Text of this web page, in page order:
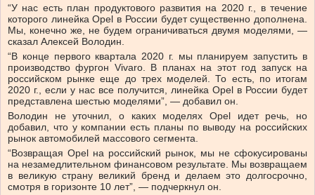
“У нас есть план продуктового развития на 2020 г., в течение
которого линейка Opel в России будет существенно дополнена.
Мы, конечно же, не будем ограничиваться двумя моделями, —
сказал Алексей Володин.
“В конце первого квартала 2020 г. мы планируем запустить в
производство фургон Vivaro. В планах на этот год запуск на
российском рынке еще до трех моделей. То есть, по итогам
2020 г., если у нас все получится, линейка Opel в России будет
представлена шестью моделями”, — добавил он.
Володин не уточнил, о каких моделях Opel идет речь, но
добавил, что у компании есть планы по выводу на российских
рынок автомобилей массового сегмента.
“Возвращая Opel на российский рынок, мы не сфокусированы
на незамедлительном финансовом результате. Мы возвращаем
в великую страну великий бренд и делаем это долгосрочно,
смотря в горизонте 10 лет”, — подчеркнул он.